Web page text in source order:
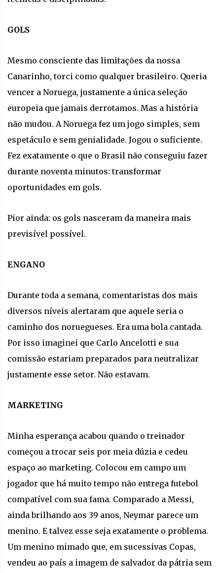
GOLS
Mesmo consciente das limitações da nossa
Canarinho, torci como qualquer brasileiro. Queria
vencer a Noruega, justamente a única seleção
europeia que jamais derrotamos. Mas a história
não mudou. A Noruega fez um jogo simples, sem
espetáculo e sem genialidade. Jogou o suficiente.
Fez exatamente o que o Brasil não conseguiu fazer
durante noventa minutos: transformar
oportunidades em gols.
Pior ainda: os gols nasceram da maneira mais
previsível possível.
ENGANO
Durante toda a semana, comentaristas dos mais
diversos níveis alertaram que aquele seria o
caminho dos noruegueses. Era uma bola cantada.
Por isso imaginei que Carlo Ancelotti e sua
comissão estariam preparados para neutralizar
justamente esse setor. Não estavam.
MARKETING
Minha esperança acabou quando o treinador
começou a trocar seis por meia dúzia e cedeu
espaço ao marketing. Colocou em campo um
jogador que há muito tempo não entrega futebol
compatível com sua fama. Comparado a Messi,
ainda brilhando aos 39 anos, Neymar parece um
menino. E talvez esse seja exatamente o problema.
Um menino mimado que, em sucessivas Copas,
vendeu ao país a imagem de salvador da pátria sem